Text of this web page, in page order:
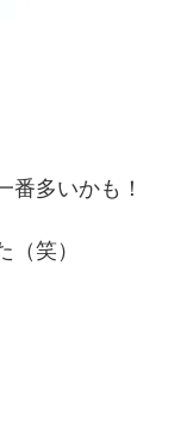
多いかも！
笑）